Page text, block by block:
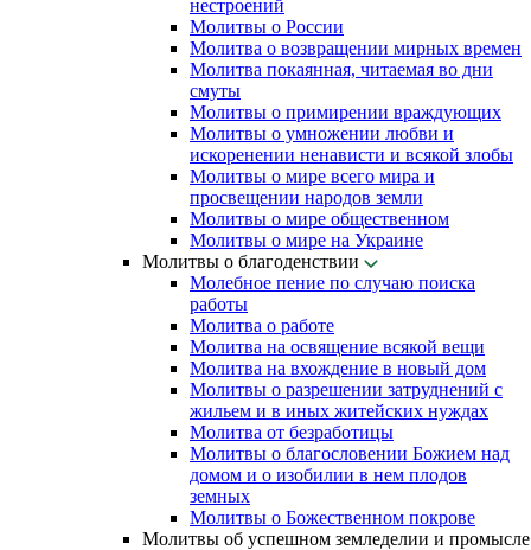
нестроений
Молитвы о России
Молитва о возвращении мирных времен
Молитва покаянная, читаемая во дни
смуты
Молитвы о примирении враждующих
Молитвы о умножении любви и
искоренении ненависти и всякой злобы
Молитвы о мире всего мира и
просвещении народов земли
Молитвы о мире общественном
Молитвы о мире на Украине
Молитвы о благоденствии
Молебное пение по случаю поиска
работы
Молитва о работе
Молитва на освящение всякой вещи
Молитва на вхождение в новый дом
Молитвы о разрешении затруднений с
жильем и в иных житейских нуждах
Молитва от безработицы
Молитвы о благословении Божием над
домом и о изобилии в нем плодов
земных
Молитвы о Божественном покрове
Молитвы об успешном земледелии и промысле